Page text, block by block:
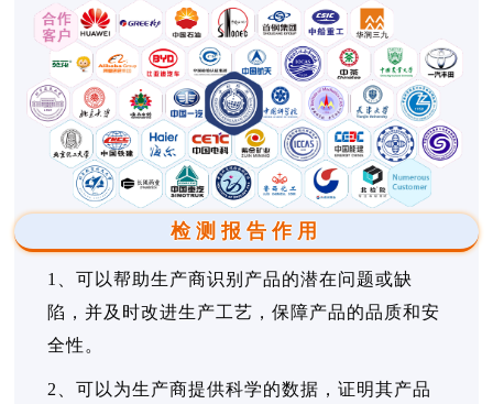
检测报告作用
1、可以帮助生产商识别产品的潜在问题或缺
陷，并及时改进生产工艺，保障产品的品质和安
全性。
2、可以为生产商提供科学的数据，证明其产品